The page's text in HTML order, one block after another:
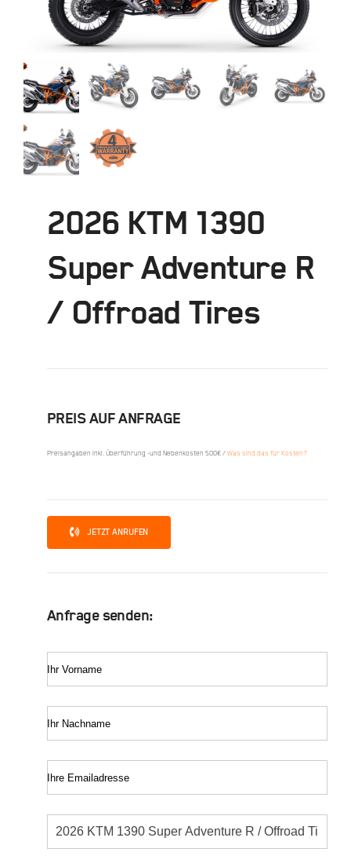
2026 KTM 1390
Super Adventure R
/ Offroad Tires
PREIS AUF ANFRAGE
Preisangaben inkl. Überführung -und Nebenkosten 500€ /Was sind das für Kosten?
JETZT ANRUFEN
Anfrage senden:
Ihr Vorname
Ihr Nachname
Ihre Emailadresse